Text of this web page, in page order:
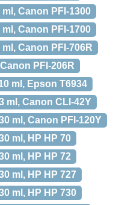
Canon PFI-1300
Canon PFI-1700
Canon PFI-706R
PFI-206R
ml, Epson T6934
ml, Canon CLI-42Y
ml, Canon PFI-120Y
ml, HP HP 70
ml, HP HP 72
ml, HP HP 727
ml, HP HP 730